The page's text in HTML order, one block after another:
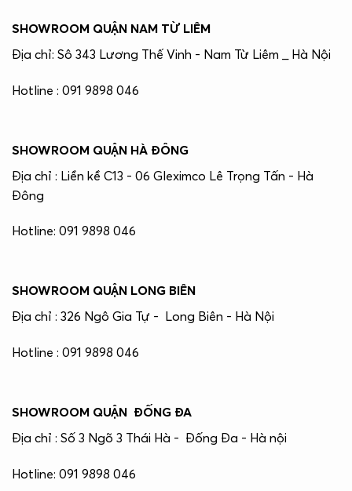
SHOWROOM QUẬN NAM TỪ LIÊM
Địa chỉ: Sô 343 Lương Thế Vinh - Nam Từ Liêm _ Hà Nội
Hotline : 091 9898 046
SHOWROOM QUẬN HÀ ĐÔNG
Địa chỉ : Liền kề C13 - 06 Gleximco Lê Trọng Tấn - Hà
Đông
Hotline: 091 9898 046
SHOWROOM QUẬN LONG BIÊN
Địa chỉ : 326 Ngô Gia Tự - Long Biên - Hà Nội
Hotline : 091 9898 046
SHOWROOM QUẬN ĐỐNG ĐA
Địa chỉ : Số 3 Ngõ 3 Thái Hà - Đống Đa - Hà nội
Hotline: 091 9898 046